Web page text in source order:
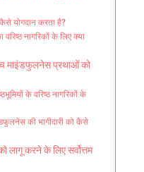
योगदान करता है?
नागरिकों के लिए क्या
माइंडफुलनेस प्रथाओं को
के वरिष्ठ नागरिकों के
की भागीदारी को कैसे
लागू करने के लिए सर्वोत्तम